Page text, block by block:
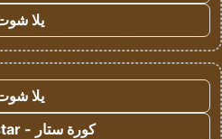
يلا
يلا
كورة ستار - koora-star